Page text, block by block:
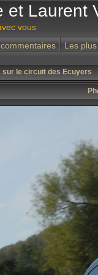
et Laurent
vous
Les
sur le circuit des Ecuyers